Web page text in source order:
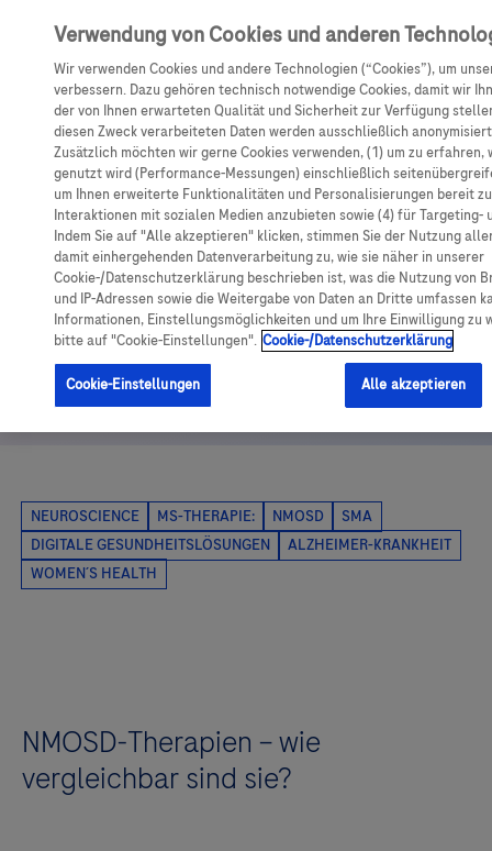
AnmeldenRegistrieren
NMOSD
NMOSD
Neuromyelitis-optica-Spektrum-
Erkrankungen
NMOSD-Therapien – wie
vergleichbar sind sie?
Verwendung von Cookies und anderen
Wir verwenden Cookies und andere Technologien (“Cookies”), um
verbessern. Dazu gehören technisch notwendige Cookies, damit wir
der von Ihnen erwarteten Qualität und Sicherheit zur Verfügung
diesen Zweck verarbeiteten Daten werden ausschließlich
Zusätzlich möchten wir gerne Cookies verwenden, (1) um zu erfahren,
genutzt wird (Performance-Messungen) einschließlich
um Ihnen erweiterte Funktionalitäten und Personalisierungen bereit
Interaktionen mit sozialen Medien anzubieten sowie (4) für Targeting-
Indem Sie auf "Alle akzeptieren" klicken, stimmen Sie der Nutzung
damit einhergehenden Datenverarbeitung zu, wie sie näher in unserer
Cookie-/Datenschutzerklärung beschrieben ist, was die Nutzung von
und IP-Adressen sowie die Weitergabe von Daten an Dritte umfassen
Informationen, Einstellungsmöglichkeiten und um Ihre Einwilligung zu
bitte auf "Cookie-Einstellungen". Cookie-/Datenschutzerklärung
Cookie-Einstellungen Alle akzeptieren